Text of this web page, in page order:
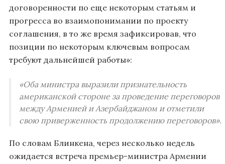
договоренности по еще некоторым статьям и
прогресса во взаимопонимании по проекту
соглашения, в то же время зафиксировав, что
позиции по некоторым ключевым вопросам
требуют дальнейшей работы»:
«Оба министра выразили признательность
американской стороне за проведение переговоров
между Арменией и Азербайджаном и отметили
свою приверженность продолжению переговоров».
По словам Блинкена, через несколько недель
ожидается встреча премьер-министра Армении